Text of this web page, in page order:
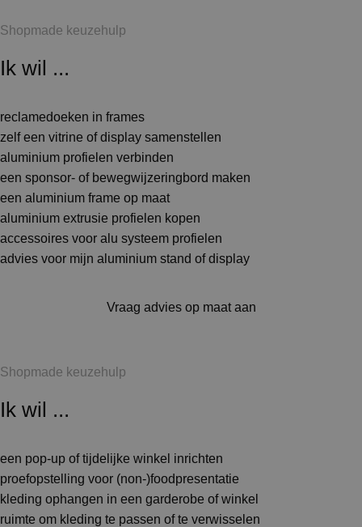
Shopmade keuzehulp
Ik wil ...
reclamedoeken in frames
zelf een vitrine of display samenstellen
aluminium profielen verbinden
een sponsor- of bewegwijzeringbord maken
een aluminium frame op maat
aluminium extrusie profielen kopen
accessoires voor alu systeem profielen
advies voor mijn aluminium stand of display
Vraag advies op maat aan
Shopmade keuzehulp
Ik wil ...
een pop-up of tijdelijke winkel inrichten
proefopstelling voor (non-)foodpresentatie
kleding ophangen in een garderobe of winkel
ruimte om kleding te passen of te verwisselen